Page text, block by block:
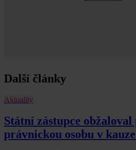
Další články
Aktuality
Státní zástupce
právnickou osobu v